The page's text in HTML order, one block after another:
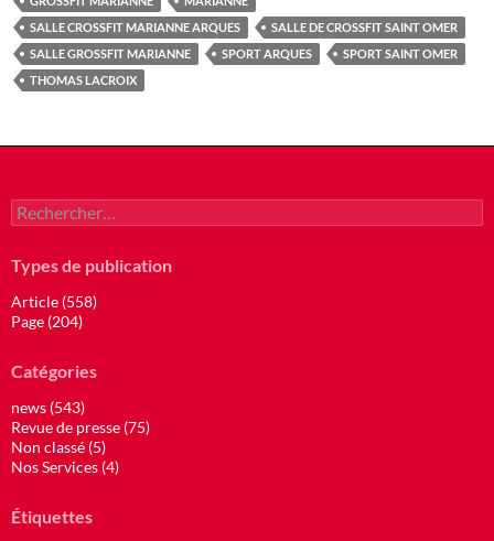
SALLE CROSSFIT MARIANNE ARQUES
SALLE DE CROSSFIT SAINT OMER
SALLE GROSSFIT MARIANNE
SPORT ARQUES
SPORT SAINT OMER
THOMAS LACROIX
Rechercher :
Types de publication
Article (558)
Page (204)
Catégories
news (543)
Revue de presse (75)
Non classé (5)
Nos Services (4)
Étiquettes